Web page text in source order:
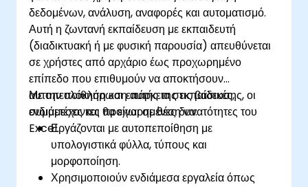
δεδομένων, ανάλυση, αναφορές και αυτοματισμό.
Αυτή η ζωντανή εκπαίδευση με εκπαιδευτή
(διαδικτυακή ή με φυσική παρουσία) απευθύνεται
σε χρήστες από αρχάριο έως προχωρημένο
επίπεδο που επιθυμούν να αποκτήσουν
αυτοπεποίθηση και επάρκεια στις βασικές,
ενδιάμεσες και προχωρημένες δυνατότητες του
Excel.
Με την ολοκλήρωση αυτής της εκπαίδευσης, οι
συμμετέχοντες θα είναι σε θέση να:
Εργάζονται με αυτοπεποίθηση με
υπολογιστικά φύλλα, τύπους και
μορφοποίηση.
Χρησιμοποιούν ενδιάμεσα εργαλεία όπως